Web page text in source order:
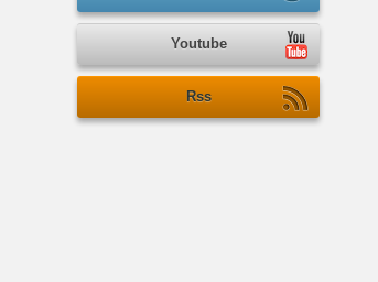
Youtube
Rss